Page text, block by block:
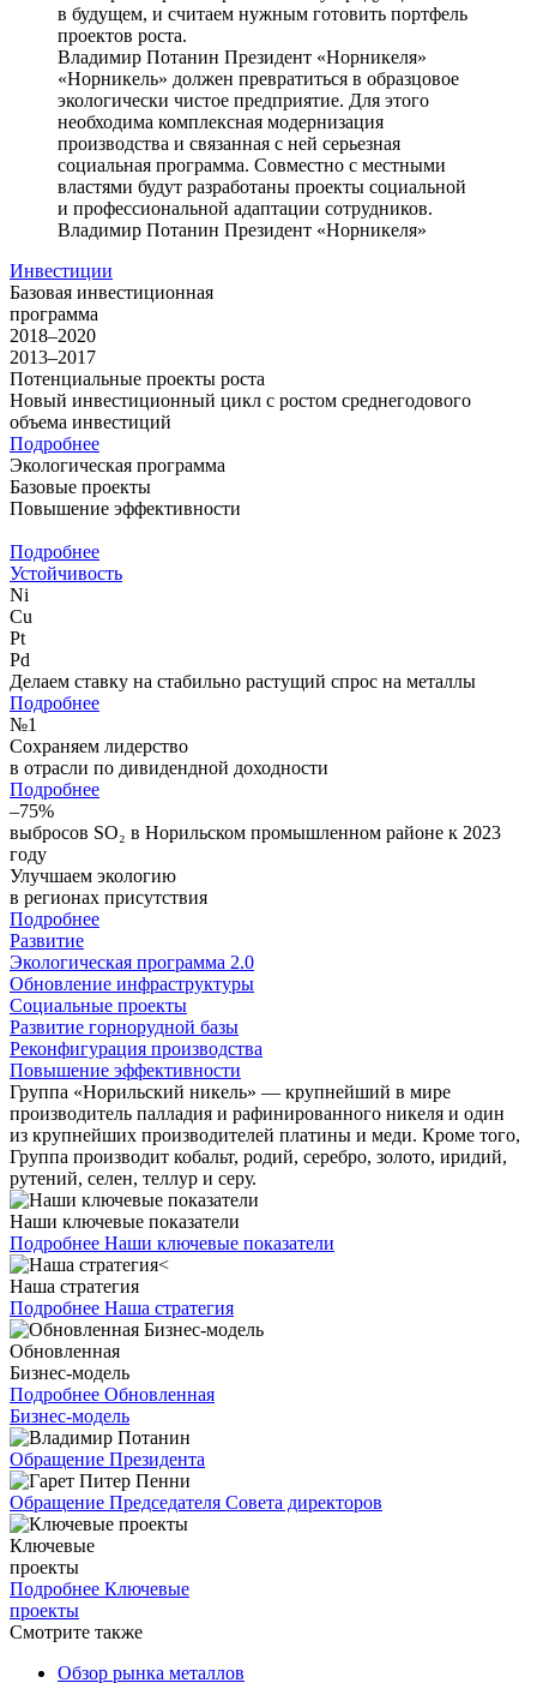
в будущем, и считаем нужным готовить портфель
проектов роста.
Владимир Потанин Президент «Норникеля»
«Норникель» должен превратиться в образцовое
экологически чистое предприятие. Для этого
необходима комплексная модернизация
производства и связанная с ней серьезная
социальная программа. Совместно с местными
властями будут разработаны проекты социальной
и профессиональной адаптации сотрудников.
Владимир Потанин Президент «Норникеля»
Инвестиции
Базовая инвестиционная
программа
2018–2020
2013–2017
Потенциальные проекты роста
Новый инвестиционный цикл с ростом среднегодового
объема инвестиций
Подробнее
Экологическая программа
Базовые проекты
Повышение эффективности
Подробнее
Устойчивость
Ni
Cu
Pt
Pd
Делаем ставку на стабильно растущий спрос на металлы
Подробнее
№1
Сохраняем лидерство
в отрасли по дивидендной доходности
Подробнее
–75%
выбросов SO₂ в Норильском промышленном районе к 2023
году
Улучшаем экологию
в регионах присутствия
Подробнее
Развитие
Экологическая программа 2.0
Обновление инфраструктуры
Социальные проекты
Развитие горнорудной базы
Реконфигурация производства
Повышение эффективности
Группа «Норильский никель» — крупнейший в мире
производитель палладия и рафинированного никеля и один
из крупнейших производителей платины и меди. Кроме того,
Группа производит кобальт, родий, серебро, золото, иридий,
рутений, селен, теллур и серу.
Наши ключевые показатели
Подробнее Наши ключевые показатели
Наша стратегия
Подробнее Наша стратегия
Обновленная
Бизнес-модель
Подробнее Обновленная
Бизнес-модель
Обращение Президента
Обращение Председателя Совета директоров
Ключевые
проекты
Подробнее Ключевые
проекты
Смотрите также
Обзор рынка металлов